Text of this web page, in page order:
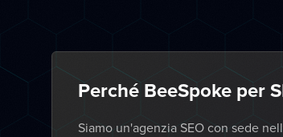
Perché BeeSpoke per
Siamo un'agenzia SEO con sede